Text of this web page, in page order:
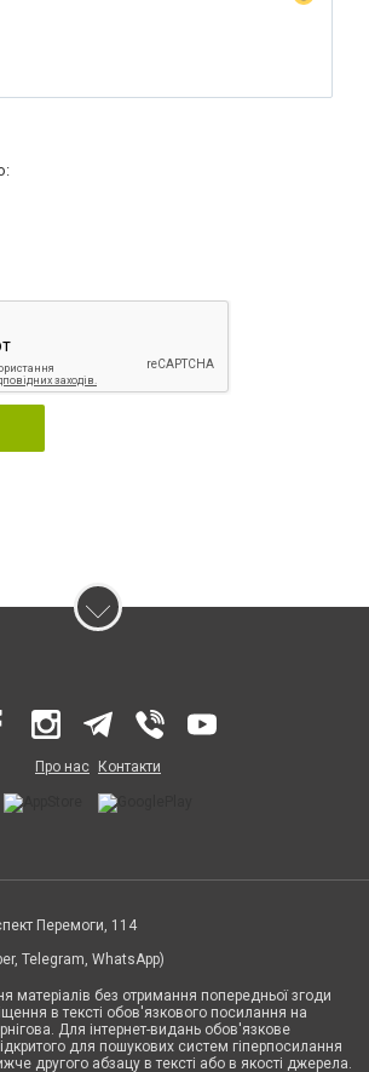
Про нас Контакти
Перемоги, 114
Telegram, WhatsApp)
матеріалів без отримання попередньої згоди
в тексті обов'язкового посилання на
Для інтернет-видань обов'язкове
для пошукових систем гіперпосилання
другого абзацу в тексті або в якості джерела.